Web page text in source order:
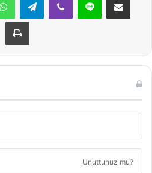
Yazdır
Unuttunuz mu?